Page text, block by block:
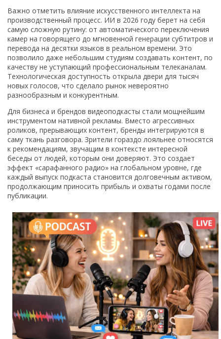
Важно отметить влияние искусственного интеллекта на
производственный процесс. ИИ в 2026 году берет на себя
самую сложную рутину: от автоматического переключения
камер на говорящего до мгновенной генерации субтитров и
перевода на десятки языков в реальном времени. Это
позволило даже небольшим студиям создавать контент, по
качеству не уступающий профессиональным телеканалам.
Технологическая доступность открыла двери для тысяч
новых голосов, что сделало рынок невероятно
разнообразным и конкурентным.
Для бизнеса и брендов видеоподкасты стали мощнейшим
инструментом нативной рекламы. Вместо агрессивных
роликов, прерывающих контент, бренды интегрируются в
саму ткань разговора. Зрители гораздо лояльнее относятся
к рекомендациям, звучащим в контексте интересной
беседы от людей, которым они доверяют. Это создает
эффект «сарафанного радио» на глобальном уровне, где
каждый выпуск подкаста становится долговечным активом,
продолжающим приносить прибыль и охваты годами после
публикации.